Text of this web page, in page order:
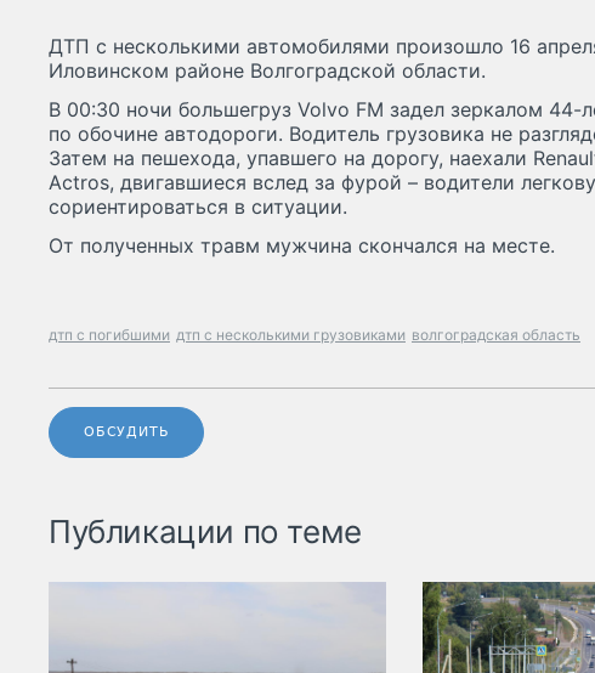
ДТП с несколькими автомобилями произошло 16
Иловинском районе Волгоградской области.
В 00:30 ночи большегруз Volvo FM задел зеркалом 44-
по обочине автодороги. Водитель грузовика не
Затем на пешехода, упавшего на дорогу, наехали
Actros, двигавшиеся вслед за фурой – водители
сориентироваться в ситуации.
От полученных травм мужчина скончался на месте.
дтп с погибшими дтп с несколькими грузовиками волгоградская область
ОБСУДИТЬ
Публикации по теме